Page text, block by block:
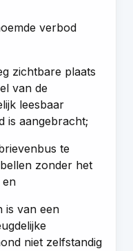
verbod
zichtbare plaats
van de
leesbaar
is aangebracht;
te
zonder het
en
is van een
niet zelfstandig